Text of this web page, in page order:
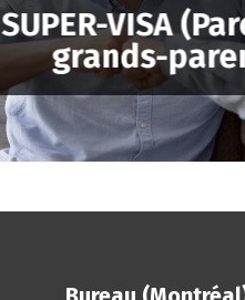
SUPER-VISA
grands-